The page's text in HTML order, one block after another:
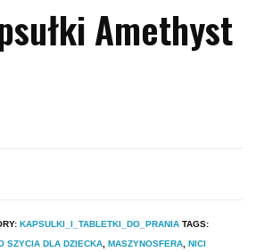
Amethyst
KAPSULKI_I_TABLETKI_DO_PRANIA TAGS:
SZYCIA DLA DZIECKA, MASZYNOSFERA, NICI